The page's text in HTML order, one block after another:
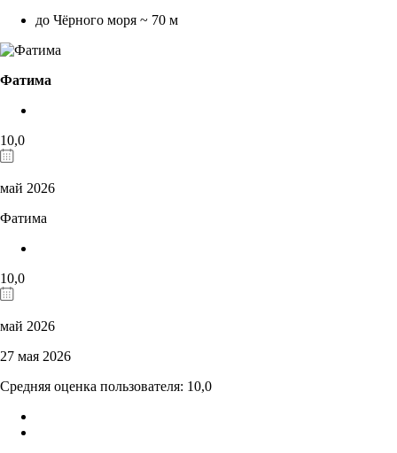
до Чёрного моря ~ 70 м
Фатима
10,0
май 2026
Фатима
10,0
май 2026
27 мая 2026
Средняя оценка пользователя: 10,0